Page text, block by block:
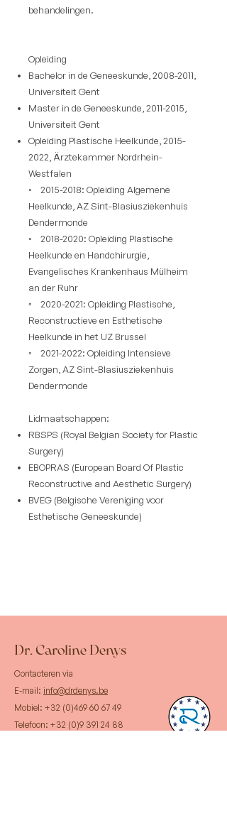
behandelingen.
Opleiding
Bachelor in de Geneeskunde, 2008-2011
Universiteit Gent
Master in de Geneeskunde, 2011-2015
Universiteit Gent
Opleiding Plastische Heelkunde, 2015-
2022 , Ärztekammer Nordrhein-
Westfalen
◦ 2015-2018: Opleiding Algemene
Heelkunde, AZ Sint-Blasiusziekenhuis
Dendermonde
◦ 2018-2020: Opleiding Plastische
Heelkunde en Handchirurgie,
Evangelisches Krankenhaus Mülheim
an der Ruhr
◦ 2020-2021: Opleiding Plastische,
Reconstructieve en Esthetische
Heelkunde in het UZ Brussel
◦ 2021-2022: Opleiding Intensieve
Zorgen, AZ Sint-Blasiusziekenhuis
Dendermonde
Lidmaatschappen:
RBSPS (Royal Belgian Society for Plastic
Surgery)
EBOPRAS (European Board Of Plastic
Reconstructive and Aesthetic Surgery)
BVEG (Belgische Vereniging voor
Esthetische Geneeskunde)
Dr. Caroline Denys
Contacteren via
E-mail: info@drdenys.be
Mobiel: +32 (0)469 60 67 49
Telefoon: +32 (0)9 391 24 88